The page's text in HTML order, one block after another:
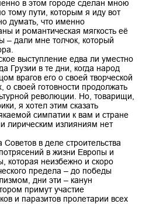
в этом городе сделан мною
тому пути, которым я иду вот
думать, что именно
и романтическая мягкость её
– дали мне толчок, который
выступление едва ли уместно
Грузии в те дни, когда народ
врагов его о своей творческой
о своей готовности продолжать
революции. Но, товарищи,
я хотел этим сказать
симпатии к вам и стране
лирическим излияниям нет
в деле строительства
в жизни Европы и
которая неизбежно и скоро
предела – до победы
дни эти – канун
примут участие
и паразитов пролетарии всех